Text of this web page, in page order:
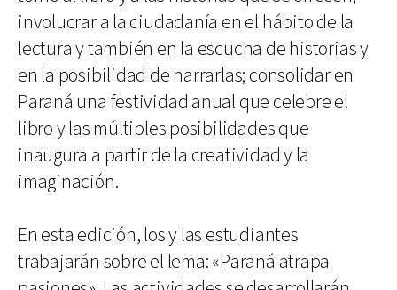
involucrar a la ciudadanía en el hábito de la
lectura y también en la escucha de historias y
en la posibilidad de narrarlas; consolidar en
Paraná una festividad anual que celebre el
libro y las múltiples posibilidades que
inaugura a partir de la creatividad y la
imaginación.
En esta edición, los y las estudiantes
trabajarán sobre el lema: «Paraná atrapa